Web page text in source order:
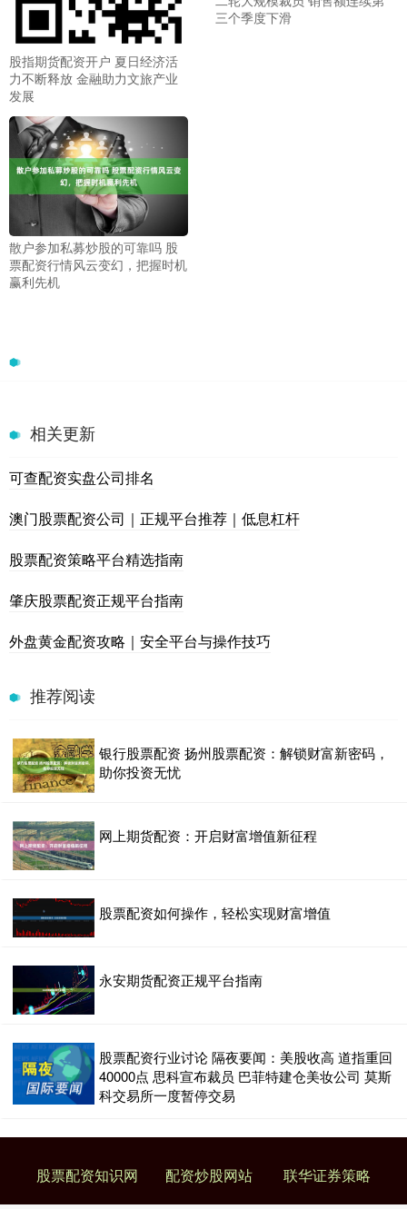
股指期货配资开户 夏日经济活
力不断释放 金融助力文旅产业
发展
三个季度下滑
散户参加私募炒股的可靠吗 股
票配资行情风云变幻，把握时机
赢利先机
相关更新
可查配资实盘公司排名
澳门股票配资公司｜正规平台推荐｜低息杠杆
股票配资策略平台精选指南
肇庆股票配资正规平台指南
外盘黄金配资攻略｜安全平台与操作技巧
推荐阅读
银行股票配资 扬州股票配资：解锁财富新密码，
助你投资无忧
网上期货配资：开启财富增值新征程
股票配资如何操作，轻松实现财富增值
永安期货配资正规平台指南
股票配资行业讨论 隔夜要闻：美股收高 道指重回
40000点 思科宣布裁员 巴菲特建仓美妆公司 莫斯
科交易所一度暂停交易
股票配资知识网 配资炒股网站 联华证券策略